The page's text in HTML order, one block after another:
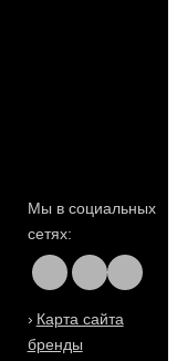
Мы в социальных
сетях:
Карта сайта
бренды